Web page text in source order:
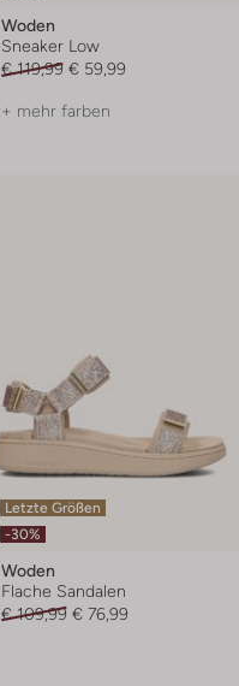
Woden
Sneaker Low
€ 119,99 € 59,99
+ mehr farben
Letzte Größen
-30%
Woden
Flache Sandalen
€ 109,99 € 76,99